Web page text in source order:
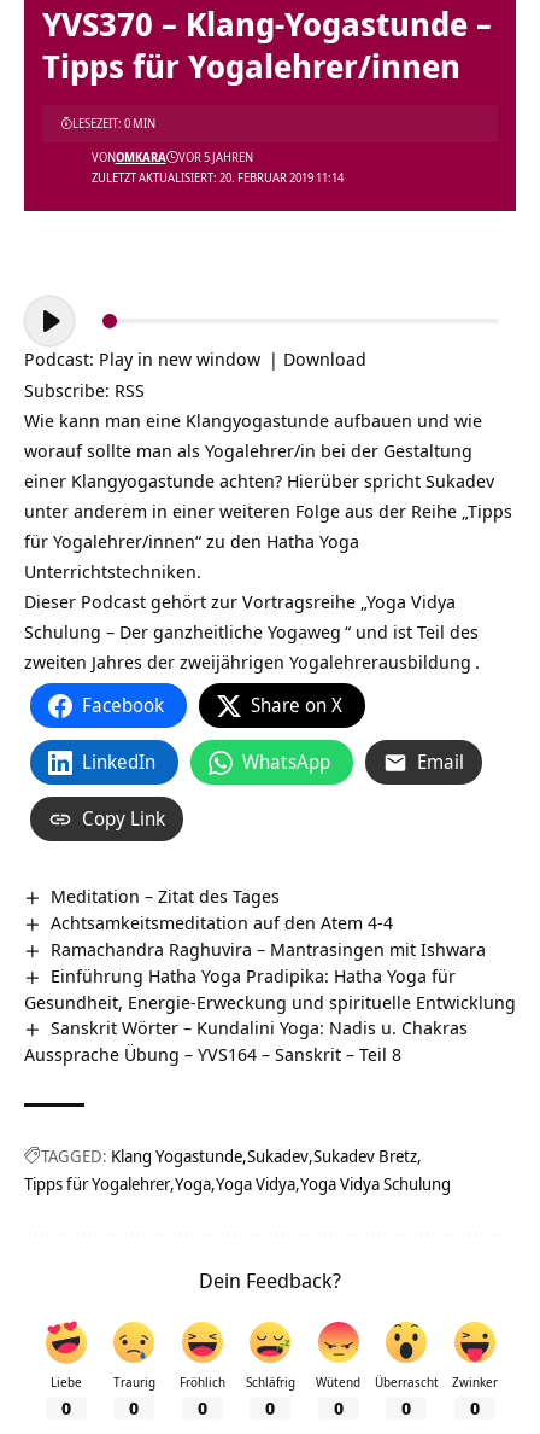
YVS370 – Klang-Yogastunde –
Tipps für Yogalehrer/innen
ZULETZT AKTUALISIERT: 20. FEBRUAR 2019 11:14
VONOMKARA VOR 5 JAHREN
LESEZEIT: 0 MIN
Audio-
Player
Podcast: Play in new window | Download
Subscribe: RSS
Wie kann man eine Klangyogastunde aufbauen und wie
worauf sollte man als Yogalehrer/in bei der Gestaltung
einer Klangyogastunde achten? Hierüber spricht Sukadev
unter anderem in einer weiteren Folge aus der Reihe „Tipps
für Yogalehrer/innen“ zu den Hatha Yoga
Unterrichtstechniken.
Dieser Podcast gehört zur Vortragsreihe „Yoga Vidya
Schulung – Der ganzheitliche Yogaweg “ und ist Teil des
zweiten Jahres der zweijährigen Yogalehrerausbildung .
Facebook Share on X
LinkedIn WhatsApp Email
Copy Link
Meditation – Zitat des Tages
Achtsamkeitsmeditation auf den Atem 4-4
Ramachandra Raghuvira – Mantrasingen mit Ishwara
Einführung Hatha Yoga Pradipika: Hatha Yoga für
Gesundheit, Energie-Erweckung und spirituelle Entwicklung
Sanskrit Wörter – Kundalini Yoga: Nadis u. Chakras
Aussprache Übung – YVS164 – Sanskrit – Teil 8
TAGGED: Klang Yogastunde Sukadev Sukadev Bretz
Tipps für Yogalehrer Yoga Yoga Vidya Yoga Vidya Schulung
Dein Feedback?
Liebe
0
Traurig
0
Fröhlich
0
Schläfrig
0
Wütend
0
Überrascht
0
Zwinker
0